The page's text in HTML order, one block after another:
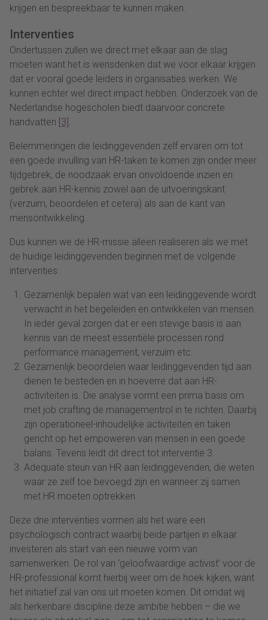
krijgen en bespreekbaar te kunnen maken.
Interventies
Ondertussen zullen we direct met elkaar aan de slag
moeten want het is wensdenken dat we voor elkaar krijgen
dat er vooral goede leiders in organisaties werken. We
kunnen echter wel direct impact hebben. Onderzoek van de
Nederlandse hogescholen biedt daarvoor concrete
handvatten [3]
Belemmeringen die leidinggevenden zelf ervaren om tot
een goede invulling van HR-taken te komen zijn onder meer
tijdgebrek, de noodzaak ervan onvoldoende inzien en
gebrek aan HR-kennis zowel aan de uitvoeringskant
(verzuim, beoordelen et cetera) als aan de kant van
mensontwikkeling.
Dus kunnen we de HR-missie alleen realiseren als we met
de huidige leidinggevenden beginnen met de volgende
interventies:
Gezamenlijk bepalen wat van een leidinggevende wordt
verwacht in het begeleiden en ontwikkelen van mensen.
In ieder geval zorgen dat er een stevige basis is aan
kennis van de meest essentiële processen rond
performance management, verzuim etc.
Gezamenlijk beoordelen waar leidinggevenden tijd aan
dienen te besteden en in hoeverre dat aan HR-
activiteiten is. Die analyse vormt een prima basis om
met job crafting de managementrol in te richten. Daarbij
zijn operationeel-inhoudelijke activiteiten en taken
gericht op het empoweren van mensen in een goede
balans. Tevens leidt dit direct tot interventie 3.
Adequate steun van HR aan leidinggevenden, die weten
waar ze zelf toe bevoegd zijn en wanneer zij samen
met HR moeten optrekken.
Deze drie interventies vormen als het ware een
psychologisch contract waarbij beide partijen in elkaar
investeren als start van een nieuwe vorm van
samenwerken. De rol van ‘geloofwaardige activist’ voor de
HR-professional komt hierbij weer om de hoek kijken, want
het initiatief zal van ons uit moeten komen. Dit omdat wij
als herkenbare discipline deze ambitie hebben – die we